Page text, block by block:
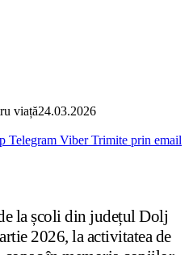
viață24.03.2026
Telegram Viber Trimite prin email
la școli din județul Dolj
2026, la activitatea de